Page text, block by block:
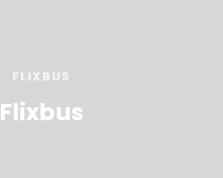
FLIXBUS
Flixbus